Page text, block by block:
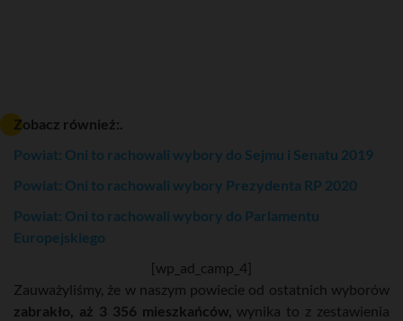
Zobacz również:.
Powiat: Oni to rachowali wybory do Sejmu i Senatu 2019
Powiat: Oni to rachowali wybory Prezydenta RP 2020
Powiat: Oni to rachowali wybory do Parlamentu
Europejskiego
[wp_ad_camp_4]
Zauważyliśmy, że w naszym powiecie od ostatnich wyborów
zabrakło, aż 3 356 mieszkańców, wynika to z zestawienia